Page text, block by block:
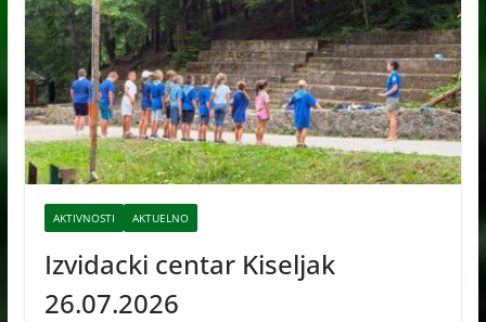
AKTIVNOSTI AKTUELNO
Izvidacki centar Kiseljak
26.07.2026